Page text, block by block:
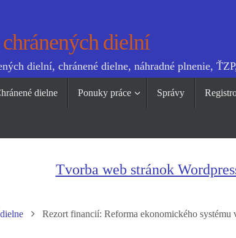
dielní
dielní, chránené dielne, náhradné plnenie,
dielne Ponuky práce Správy
Tvorba web stránok
Rezort financií: Reforma ekonomického